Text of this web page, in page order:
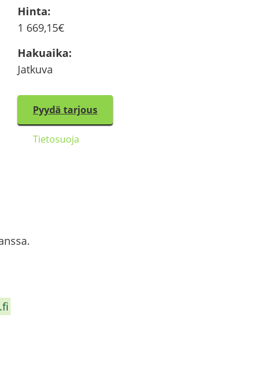
Hinta:
1 669,15€
Ha­kuai­ka:
Jat­ku­va
Pyydä tar­jous
Tie­to­suo­ja